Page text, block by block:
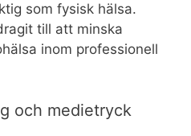
som fysisk hälsa.
till att minska
inom professionell
och medietryck